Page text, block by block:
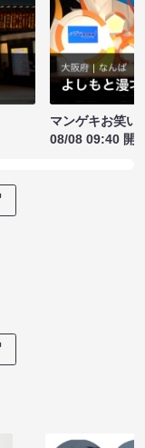
マンゲキお笑い
08/08 09:40 開